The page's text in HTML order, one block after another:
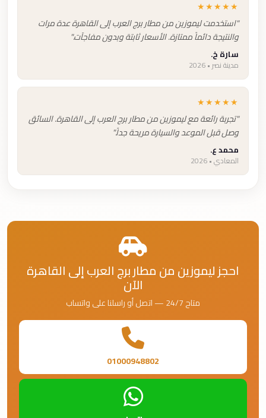
★★★★★
"استخدمت ليموزين من مطار برج العرب إلى القاهرة عدة مرات
والنتيجة دائماً ممتازة. الأسعار ثابتة وبدون مفاجآت."
سارة خ.
مدينة نصر • 2026
★★★★★
"تجربة رائعة مع ليموزين من مطار برج العرب إلى القاهرة. السائق
وصل قبل الموعد والسيارة مريحة جداً."
محمد ع.
المعادي • 2026
احجز ليموزين من مطار برج العرب إلى القاهرة
الآن
متاح 24/7 — اتصل أو راسلنا على واتساب
01000948802